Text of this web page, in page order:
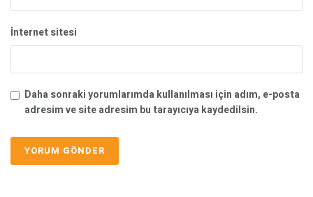
İnternet sitesi
Daha sonraki yorumlarımda kullanılması için adım, e-posta
adresim ve site adresim bu tarayıcıya kaydedilsin.